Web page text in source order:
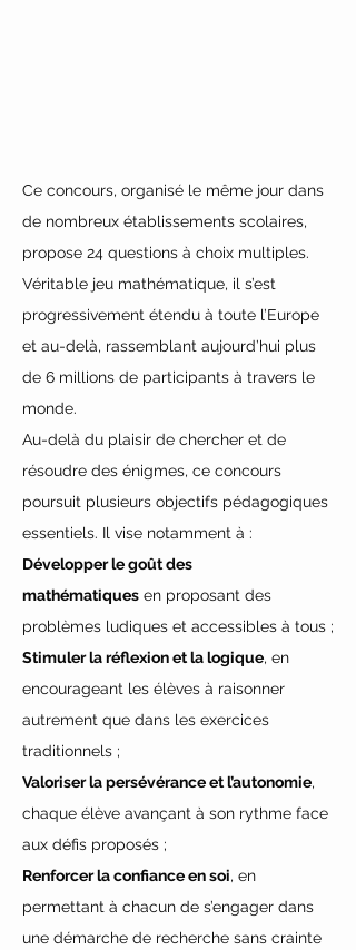
Ce concours, organisé le même jour dans
de nombreux établissements scolaires,
propose 24 questions à choix multiples.
Véritable jeu mathématique, il s’est
progressivement étendu à toute l’Europe
et au-delà, rassemblant aujourd’hui plus
de 6 millions de participants à travers le
monde.
Au-delà du plaisir de chercher et de
résoudre des énigmes, ce concours
poursuit plusieurs objectifs pédagogiques
essentiels. Il vise notamment à :
Développer le goût des
mathématiques en proposant des
problèmes ludiques et accessibles à tous ;
Stimuler la réflexion et la logique, en
encourageant les élèves à raisonner
autrement que dans les exercices
traditionnels ;
Valoriser la persévérance et l’autonomie,
chaque élève avançant à son rythme face
aux défis proposés ;
Renforcer la confiance en soi, en
permettant à chacun de s’engager dans
une démarche de recherche sans crainte